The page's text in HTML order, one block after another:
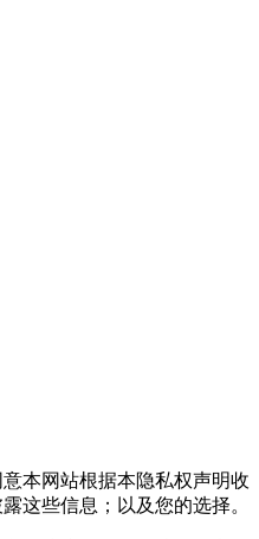
本网站根据本隐私权声明收
这些信息；以及您的选择。